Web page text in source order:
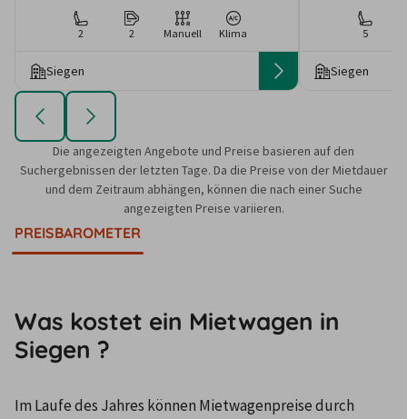
2 2 Manuell Klima
Siegen
5
Siegen
Die angezeigten Angebote und Preise basieren auf den
Suchergebnissen der letzten Tage. Da die Preise von der Mietdauer
und dem Zeitraum abhängen, können die nach einer Suche
angezeigten Preise variieren.
PREISBAROMETER
Was kostet ein Mietwagen in
Siegen ?
Im Laufe des Jahres können Mietwagenpreise durch